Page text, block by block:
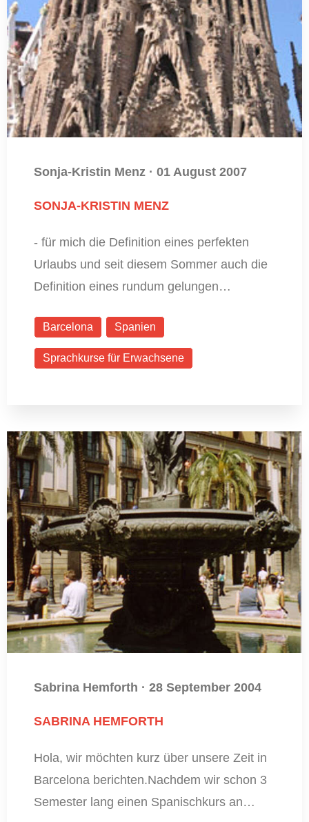
Sonja-Kristin Menz · 01 August 2007
SONJA-KRISTIN MENZ
- für mich die Definition eines perfekten
Urlaubs und seit diesem Sommer auch die
Definition eines rundum gelungen…
Barcelona Spanien
Sprachkurse für Erwachsene
Sabrina Hemforth · 28 September 2004
SABRINA HEMFORTH
Hola, wir möchten kurz über unsere Zeit in
Barcelona berichten.Nachdem wir schon 3
Semester lang einen Spanischkurs an…